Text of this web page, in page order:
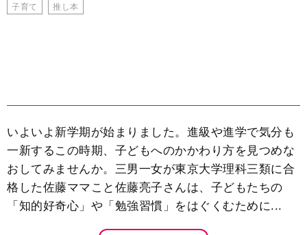
子育て 推し本
いよいよ新学期が始まりました。進級や進学で気分も
一新するこの時期、子どもへのかかわり方を見つめな
おしてみませんか。三男一女が東京大学理科三類に合
格した佐藤ママこと佐藤亮子さんは、子どもたちの
「知的好奇心」や「勉強習慣」をはぐくむために...